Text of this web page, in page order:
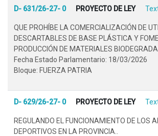
D- 631/26-27- 0 PROYECTO DE LEY
QUE PROHÍBE LA COMERCIALIZACIÓN DE
DESCARTABLES DE BASE PLÁSTICA Y
PRODUCCIÓN DE MATERIALES
Fecha Estado Parlamentario: 18/03/2026
Bloque: FUERZA PATRIA
D- 629/26-27- 0 PROYECTO DE LEY
REGULANDO EL FUNCIONAMIENTO DE LOS
DEPORTIVOS EN LA PROVINCIA..